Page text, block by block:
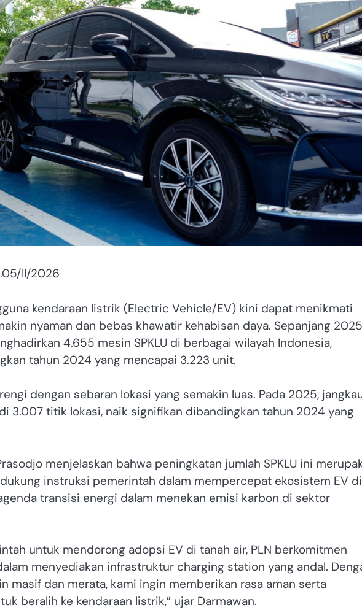
II/2026
kendaraan listrik (Electric Vehicle/EV) kini dapat menikmati
nyaman dan bebas khawatir kehabisan daya. Sepanjang
4.655 mesin SPKLU di berbagai wilayah Indonesia,
tahun 2024 yang mencapai 3.223 unit.
dengan sebaran lokasi yang semakin luas. Pada 2025,
3.007 titik lokasi, naik signifikan dibandingkan tahun 2024 yang
menjelaskan bahwa peningkatan jumlah SPKLU ini
instruksi pemerintah dalam mempercepat ekosistem EV di
transisi energi dalam menekan emisi karbon di sektor
untuk mendorong adopsi EV di tanah air, PLN berkomitmen
menyediakan infrastruktur charging station yang andal.
masif dan merata, kami ingin memberikan rasa aman serta
beralih ke kendaraan listrik,” ujar Darmawan.